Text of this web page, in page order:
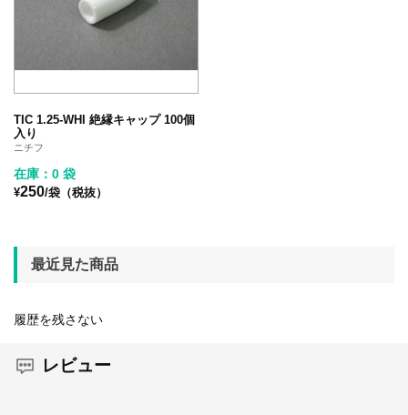
TIC 1.25-WHI 絶縁キャップ 100個
入り
ニチフ
在庫：0 袋
¥250/袋（税抜）
最近見た商品
履歴を残さない
レビュー